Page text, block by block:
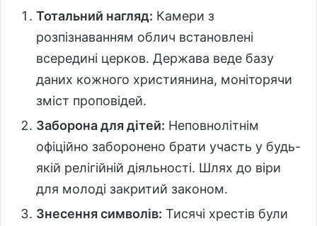
Тотальний нагляд: Камери з
розпізнаванням облич встановлені
всередині церков. Держава веде базу
даних кожного християнина, моніторячи
зміст проповідей.
Заборона для дітей: Неповнолітнім
офіційно заборонено брати участь у будь-
якій релігійній діяльності. Шлях до віри
для молоді закритий законом.
Знесення символів: Тисячі хрестів були